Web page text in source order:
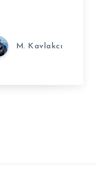
M. Kavlakcı